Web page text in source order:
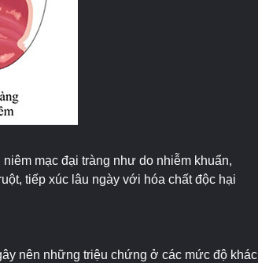
mạc đại tràng như do nhiễm khuẩn,
tiếp xúc lâu ngày với hóa chất độc hại
nên những triệu chứng ở các mức độ khác